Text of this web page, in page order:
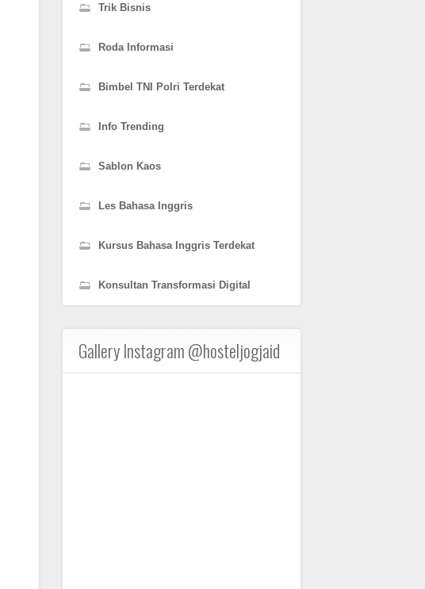
Trik Bisnis
Roda Informasi
Bimbel TNI Polri Terdekat
Info Trending
Sablon Kaos
Les Bahasa Inggris
Kursus Bahasa Inggris Terdekat
Konsultan Transformasi Digital
Gallery Instagram @hosteljogjaid